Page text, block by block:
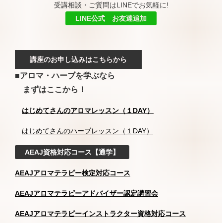
受講相談・ご質問はLINEでお気軽に!
LINE公式 お友達追加
講座のお申し込みはこちらから
■アロマ・ハーブを学ぶなら
まずはここから！
はじめてさんのアロマレッスン（１DAY）
はじめてさんのハーブレッスン（１DAY）
AEAJ資格対応コース【通学】
AEAJアロマテラピー検定対応コース
AEAJアロマテラピーアドバイザー認定講習会
AEAJアロマテラピーインストラクター資格対応コース